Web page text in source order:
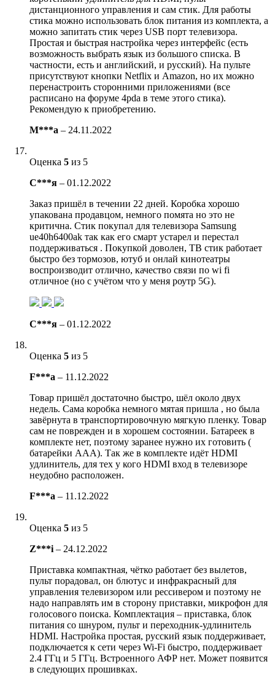
дистанционного управления и сам стик. Для работы
стика можно использовать блок питания из комплекта, а
можно запитать стик через USB порт телевизора.
Простая и быстрая настройка через интерфейс (есть
возможность выбрать язык из большого списка. В
частности, есть и английский, и русский). На пульте
присутствуют кнопки Netflix и Amazon, но их можно
перенастроить сторонними приложениями (все
расписано на форуме 4pda в теме этого стика).
Рекомендую к приобретению.
М***а – 24.11.2022
Оценка 5 из 5
С***я – 01.12.2022
Заказ пришёл в течении 22 дней. Коробка хорошо
упакована продавцом, немного помята но это не
критична. Стик покупал для телевизора Samsung
ue40h6400ak так как его смарт устарел и перестал
поддерживаться . Покупкой доволен, ТВ стик работает
быстро без тормозов, ютуб и онлай кинотеатры
воспроизводит отлично, качество связи по wi fi
отличное (но с учётом что у меня роутр 5G).
С***я – 01.12.2022
Оценка 5 из 5
F***a – 11.12.2022
Товар пришёл достаточно быстро, шёл около двух
недель. Сама коробка немного мятая пришла , но была
завёрнута в транспортировочную мягкую пленку. Товар
сам не поврежден и в хорошем состоянии. Батареек в
комплекте нет, поэтому заранее нужно их готовить (
батарейки ААА). Так же в комплекте идёт HDMI
удлинитель, для тех у кого HDMI вход в телевизоре
неудобно расположен.
F***a – 11.12.2022
Оценка 5 из 5
Z***i – 24.12.2022
Приставка компактная, чётко работает без вылетов,
пульт порадовал, он блютус и инфракрасный для
управления телевизором или рессивером и поэтому не
надо направлять им в сторону приставки, микрофон для
голосового поиска. Комплектация – приставка, блок
питания со шнуром, пульт и переходник-удлинитель
HDMI. Настройка простая, русский язык поддерживает,
подключается к сети через Wi-Fi быстро, поддерживает
2.4 ГГц и 5 ГГц. Встроенного АФР нет. Может появится
в следующих прошивках.